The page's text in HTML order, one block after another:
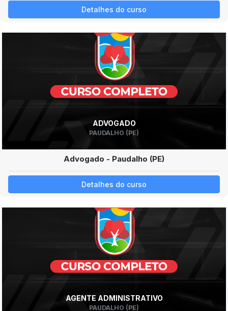
Detalhes do curso
ADVOGADO
PAUDALHO (PE)
Advogado - Paudalho (PE)
Detalhes do curso
AGENTE ADMINISTRATIVO
PAUDALHO (PE)